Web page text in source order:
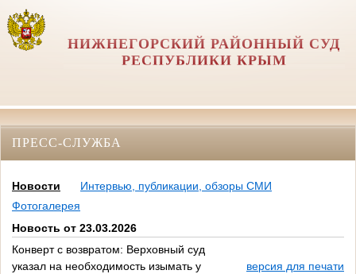
НИЖНЕГОРСКИЙ РАЙОННЫЙ СУД
РЕСПУБЛИКИ КРЫМ
ПРЕСС-СЛУЖБА
Новости
Интервью, публикации, обзоры СМИ
Фотогалерея
Новость от 23.03.2026
Конверт с возвратом: Верховный суд
указал на необходимость изымать у
версия для печати